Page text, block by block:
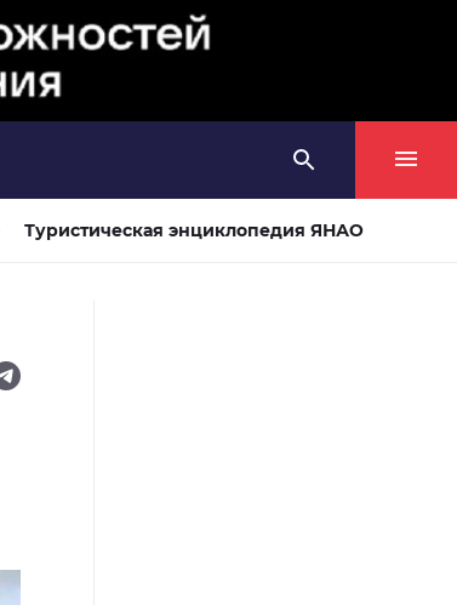
Туристическая энциклопедия ЯНАО